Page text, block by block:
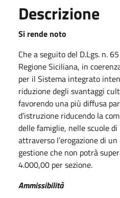
Descrizione
Si rende noto
Che a seguito del D.Lgs. n.
Regione Siciliana, in
per il Sistema integrato
riduzione degli svantaggi
favorendo una più diffusa
d’istruzione riducendo la
delle famiglie, nelle scuole
attraverso l’erogazione di
gestione che non potrà
4.000,00 per sezione.
Ammissibilità